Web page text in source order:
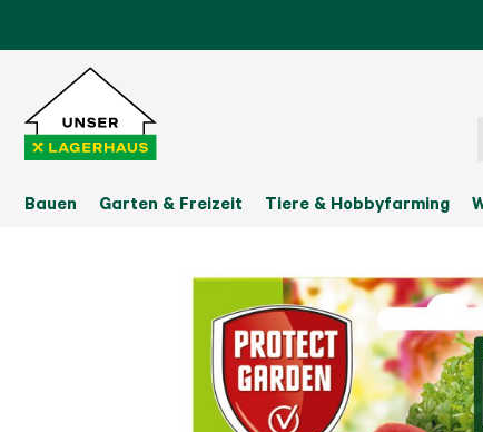
Bauen Garten & Freizeit Tiere & Hobbyfarming